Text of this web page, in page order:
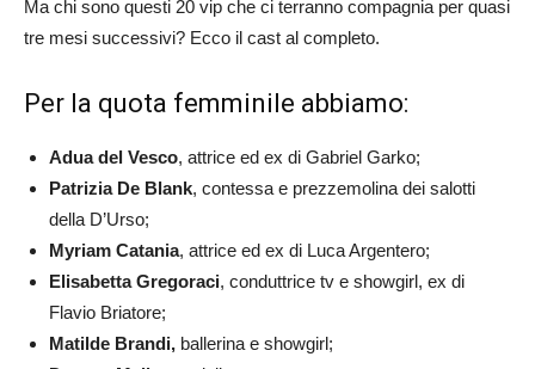
Ma chi sono questi 20 vip che ci terranno compagnia per quasi
tre mesi successivi? Ecco il cast al completo.
Per la quota femminile abbiamo:
Adua del Vesco, attrice ed ex di Gabriel Garko;
Patrizia De Blank, contessa e prezzemolina dei salotti
della D’Urso;
Myriam Catania, attrice ed ex di Luca Argentero;
Elisabetta Gregoraci, conduttrice tv e showgirl, ex di
Flavio Briatore;
Matilde Brandi, ballerina e showgirl;